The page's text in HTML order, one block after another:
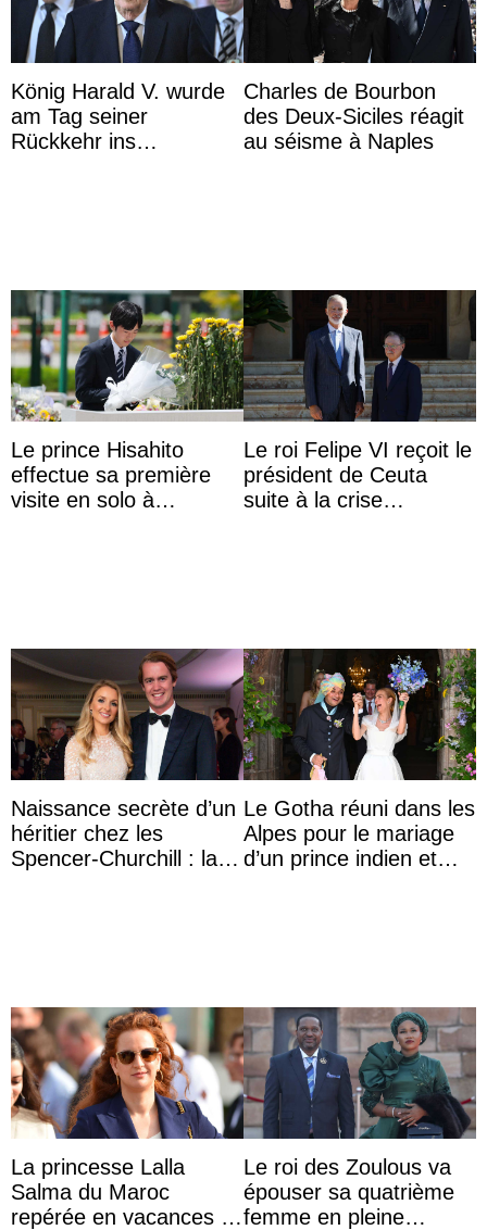
König Harald V. wurde
am Tag seiner
Rückkehr ins
Charles de Bourbon
des Deux-Siciles réagit
au séisme à Naples
Le prince Hisahito
effectue sa première
visite en solo à
Le roi Felipe VI reçoit le
président de Ceuta
suite à la crise
Naissance secrète d’un
héritier chez les
Spencer-Churchill : la
Le Gotha réuni dans les
Alpes pour le mariage
d’un prince indien et
La princesse Lalla
Salma du Maroc
repérée en vacances à
Le roi des Zoulous va
épouser sa quatrième
femme en pleine